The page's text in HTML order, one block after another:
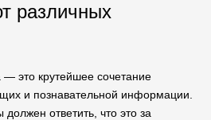
различных
— это крутейшее сочетание
и познавательной информации.
ответить, что это за